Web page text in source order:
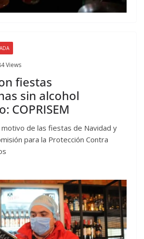
Views
fiestas
sin alcohol
COPRISEM
motivo de las fiestas de Navidad y
para la Protección Contra